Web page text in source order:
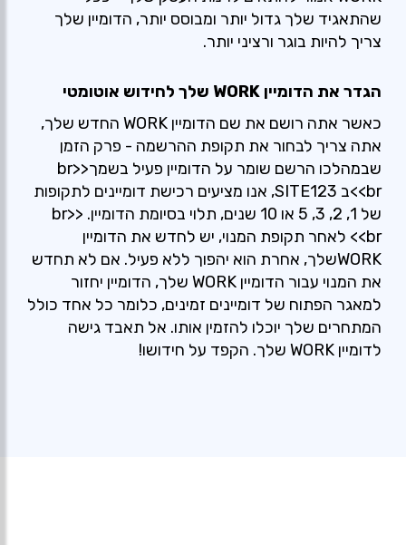
שהתאגיד שלך גדול יותר ומבוסס יותר, הדומיין שלך
צריך להיות בוגר ורציני יותר.
הגדר את הדומיין WORK שלך לחידוש אוטומטי
כאשר אתה רושם את שם הדומיין WORK החדש שלך,
אתה צריך לבחור את תקופת ההרשמה - פרק הזמן
שבמהלכו הרשם שומר על הדומיין פעיל בשמך<br>
<br>ב SITE123, אנו מציעים רכישת דומיינים לתקופות
של 1, 2, 3, 5 או 10 שנים, תלוי בסיומת הדומיין. <br>
<br> לאחר תקופת המנוי, יש לחדש את הדומיין
WORKשלך, אחרת הוא יהפוך ללא פעיל. אם לא תחדש
את המנוי עבור הדומיין WORK שלך, הדומיין יחזור
למאגר הפתוח של דומיינים זמינים, כלומר כל אחד כולל
המתחרים שלך יוכלו להזמין אותו. אל תאבד גישה
לדומיין WORK שלך. הקפד על חידושו!